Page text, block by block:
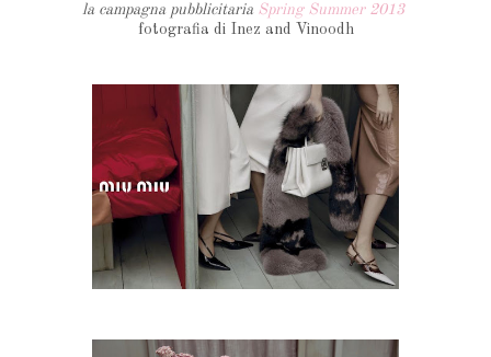
la campagna pubblicitaria Spring Summer 2013
fotografia di Inez and Vinoodh